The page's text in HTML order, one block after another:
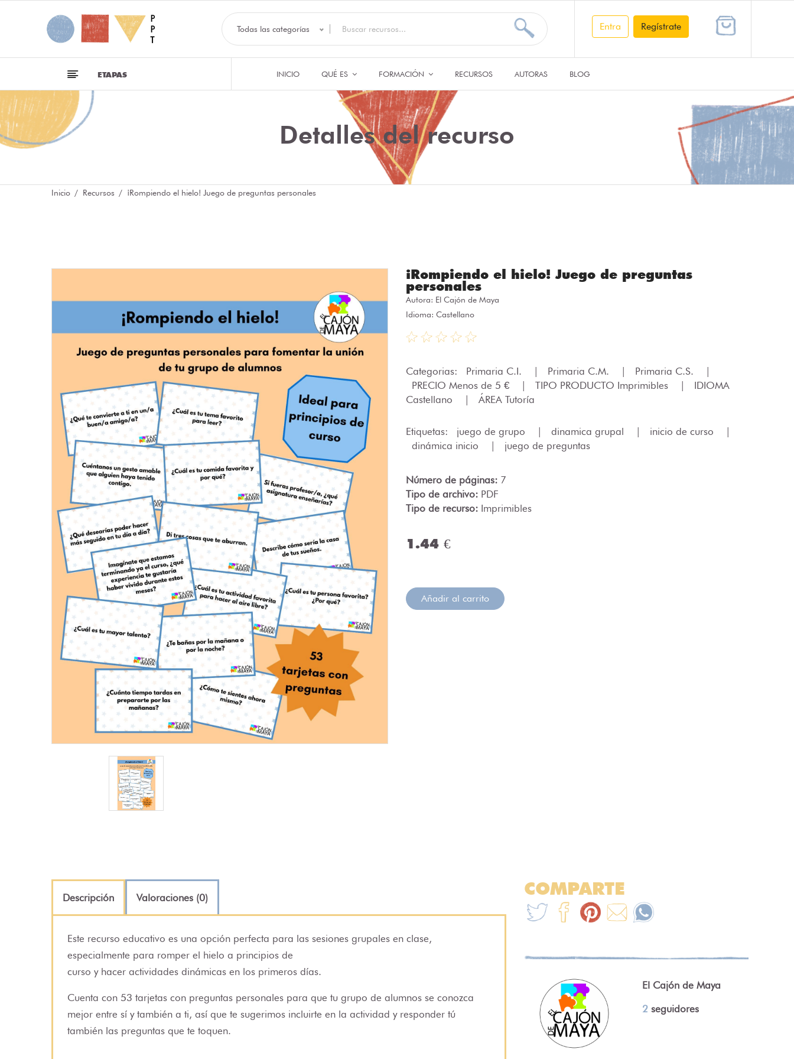
Todas las categorías Entra Regístrate
ETAPAS INICIO QUÉ ES FORMACIÓN RECURSOS AUTORAS BLOG
Detalles del recurso
Inicio Recursos ¡Rompiendo el hielo! Juego de preguntas personales
¡Rompiendo el hielo! Juego de preguntas
personales
Autora: El Cajón de Maya
Idioma: Castellano
Categorias: Primaria C.I. Primaria C.M. Primaria C.S.
PRECIO Menos de 5 €
TIPO PRODUCTO Imprimibles
IDIOMA
Castellano
ÁREA Tutoría
Etiquetas: juego de grupo dinamica grupal inicio de curso
dinámica inicio
juego de preguntas
Número de páginas: 7
Tipo de archivo: PDF
Tipo de recurso: Imprimibles
1.44 €
Añadir al carrito
Descripción Valoraciones (0)
Este recurso educativo es una opción perfecta para las sesiones grupales en clase,
especialmente para romper el hielo a principios de
curso y hacer actividades dinámicas en los primeros días.
Cuenta con 53 tarjetas con preguntas personales para que tu grupo de alumnos se conozca
mejor entre sí y también a ti, así que te sugerimos incluirte en la actividad y responder tú
también las preguntas que te toquen.
COMPARTE
El Cajón de Maya
2 seguidores